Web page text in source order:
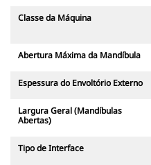
Classe da Máquina
Abertura Máxima da Mandíbula
Espessura do Envoltório Externo
Largura Geral (Mandíbulas
Abertas)
Tipo de Interface